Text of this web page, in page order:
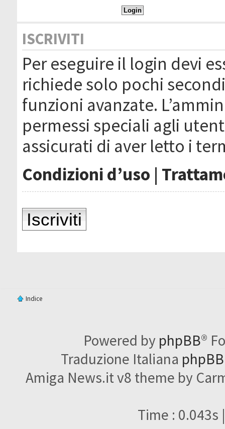
ISCRIVITI
Per eseguire il login devi
richiede solo pochi
funzioni avanzate.
permessi speciali agli
assicurati di aver letto i
Condizioni d’uso |
Iscriviti
Indice
Powered by phpBB®
Traduzione Italiana
Amiga News.it v8 theme by
Time : 0.043s